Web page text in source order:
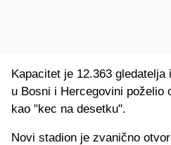
Kapacitet je 12.363
u Bosni i Hercegovini poželio
kao "kec na desetku".
Novi stadion je zvanično